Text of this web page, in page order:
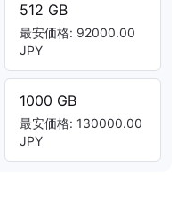
512 GB
最安価格: 92000.00
JPY
1000 GB
最安価格: 130000.00
JPY